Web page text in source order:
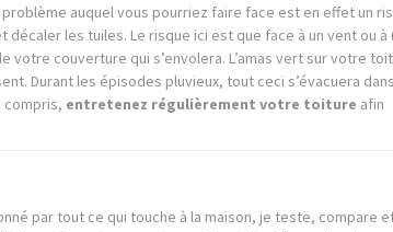
auquel vous pourriez faire face est en effet un
les tuiles. Le risque ici est que face à un vent ou à
couverture qui s’envolera. L’amas vert sur votre toit
Durant les épisodes pluvieux, tout ceci s’évacuera
compris, entretenez régulièrement votre toiture afin
par tout ce qui touche à la maison, je teste, compare